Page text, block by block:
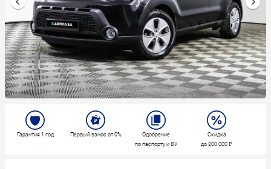
Гарантия 1 год Первый взнос от 0%
Одобрение
по паспорту и ВУ
Скидка
до 200 000 ₽